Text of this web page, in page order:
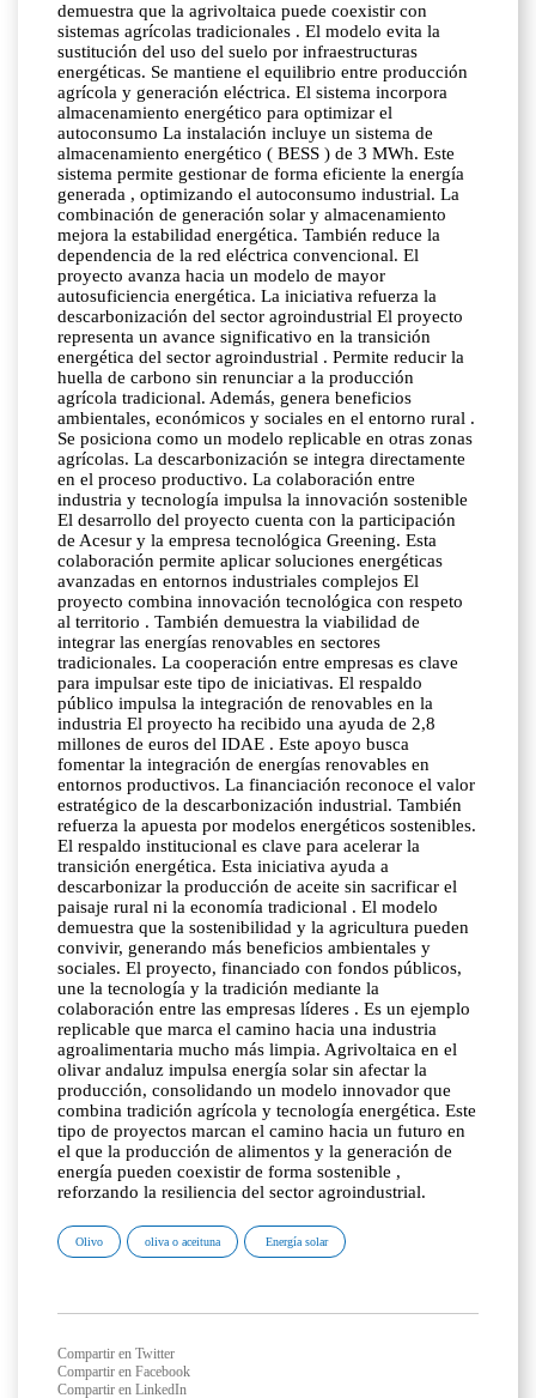
demuestra que la agrivoltaica puede coexistir con
sistemas agrícolas tradicionales . El modelo evita la
sustitución del uso del suelo por infraestructuras
energéticas. Se mantiene el equilibrio entre producción
agrícola y generación eléctrica. El sistema incorpora
almacenamiento energético para optimizar el
autoconsumo La instalación incluye un sistema de
almacenamiento energético ( BESS ) de 3 MWh. Este
sistema permite gestionar de forma eficiente la energía
generada , optimizando el autoconsumo industrial. La
combinación de generación solar y almacenamiento
mejora la estabilidad energética. También reduce la
dependencia de la red eléctrica convencional. El
proyecto avanza hacia un modelo de mayor
autosuficiencia energética. La iniciativa refuerza la
descarbonización del sector agroindustrial El proyecto
representa un avance significativo en la transición
energética del sector agroindustrial . Permite reducir la
huella de carbono sin renunciar a la producción
agrícola tradicional. Además, genera beneficios
ambientales, económicos y sociales en el entorno rural .
Se posiciona como un modelo replicable en otras zonas
agrícolas. La descarbonización se integra directamente
en el proceso productivo. La colaboración entre
industria y tecnología impulsa la innovación sostenible
El desarrollo del proyecto cuenta con la participación
de Acesur y la empresa tecnológica Greening. Esta
colaboración permite aplicar soluciones energéticas
avanzadas en entornos industriales complejos El
proyecto combina innovación tecnológica con respeto
al territorio . También demuestra la viabilidad de
integrar las energías renovables en sectores
tradicionales. La cooperación entre empresas es clave
para impulsar este tipo de iniciativas. El respaldo
público impulsa la integración de renovables en la
industria El proyecto ha recibido una ayuda de 2,8
millones de euros del IDAE . Este apoyo busca
fomentar la integración de energías renovables en
entornos productivos. La financiación reconoce el valor
estratégico de la descarbonización industrial. También
refuerza la apuesta por modelos energéticos sostenibles.
El respaldo institucional es clave para acelerar la
transición energética. Esta iniciativa ayuda a
descarbonizar la producción de aceite sin sacrificar el
paisaje rural ni la economía tradicional . El modelo
demuestra que la sostenibilidad y la agricultura pueden
convivir, generando más beneficios ambientales y
sociales. El proyecto, financiado con fondos públicos,
une la tecnología y la tradición mediante la
colaboración entre las empresas líderes . Es un ejemplo
replicable que marca el camino hacia una industria
agroalimentaria mucho más limpia. Agrivoltaica en el
olivar andaluz impulsa energía solar sin afectar la
producción, consolidando un modelo innovador que
combina tradición agrícola y tecnología energética. Este
tipo de proyectos marcan el camino hacia un futuro en
el que la producción de alimentos y la generación de
energía pueden coexistir de forma sostenible ,
reforzando la resiliencia del sector agroindustrial.
Olivo oliva o aceituna Energía solar
Compartir en Twitter
Compartir en Facebook
Compartir en LinkedIn